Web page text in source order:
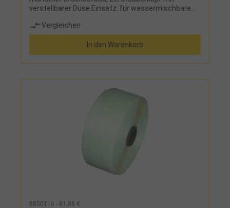
verstellbarer Düse Einsatz: für wassermischbare
Isopropylalkohol, Desinfektion, Kaltreiniger, leichte
Lösemittel, nicht geeignet für Reiniger mit Aceton,
Säure, Ethylacetat oder Butanon
Vergleichen
In den Warenkorb
8850116 - 81,88 €